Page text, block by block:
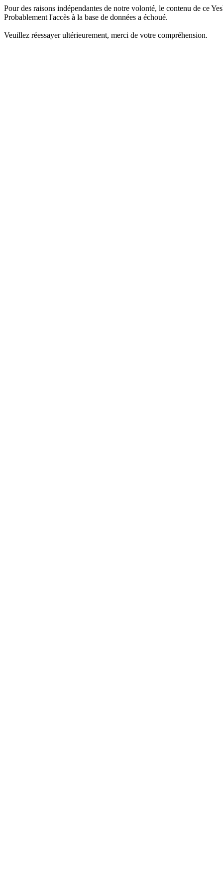
Pour des raisons indépendantes de notre volonté, le contenu de ce
Probablement l'accès à la base de données a échoué.
Veuillez réessayer ultérieurement, merci de votre compréhension.